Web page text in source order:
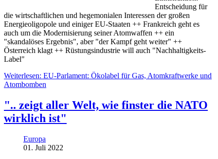
Entscheidung für
die wirtschaftlichen und hegemonialen Interessen der großen
Energieoligopole und einiger EU-Staaten ++ Frankreich geht es
auch um die Modernisierung seiner Atomwaffen ++ ein
"skandalöses Ergebnis", aber "der Kampf geht weiter" ++
Österreich klagt ++ Rüstungsindustrie will auch "Nachhaltigkeits-
Label"
Weiterlesen: EU-Parlament: Ökolabel für Gas, Atomkraftwerke und
Atombomben
".. zeigt aller Welt, wie finster die NATO
wirklich ist"
Europa
01. Juli 2022